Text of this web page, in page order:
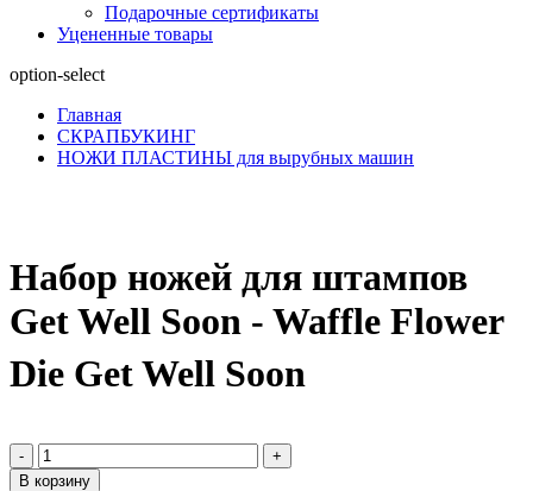
Подарочные сертификаты
Уцененные товары
option-select
Главная
СКРАПБУКИНГ
НОЖИ ПЛАСТИНЫ для вырубных машин
Набор ножей для штампов
Get Well Soon - Waffle Flower
Die Get Well Soon
-
+
В корзину